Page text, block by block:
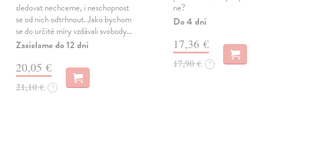
sledovat nechceme, i neschopnost
se od nich odtrhnout. Jako bychom
se do určité míry vzdávali svobody…
Zasielame do 12 dní
20,05 €
21,10 € ?
ne?
Do 4 dní
17,36 €
17,90 € ?